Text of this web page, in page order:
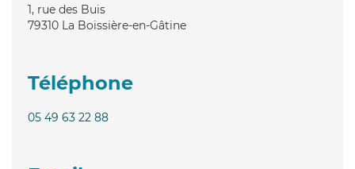
1, rue des Buis
79310 La Boissière-en-Gâtine
Téléphone
05 49 63 22 88